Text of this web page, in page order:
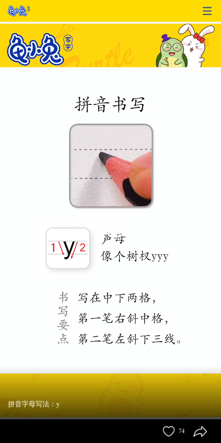
拼音字母写法：y
74